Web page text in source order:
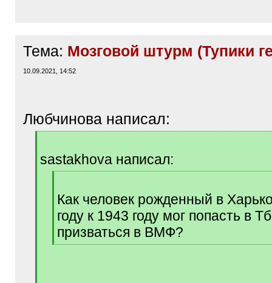
Тема: Мозговой штурм (Тупики
10.09.2021, 14:52
Любчинова написал:
]sastakhova написал:
Как человек рожденный в
году к 1943 году мог попасть в
призваться в ВМФ?
[